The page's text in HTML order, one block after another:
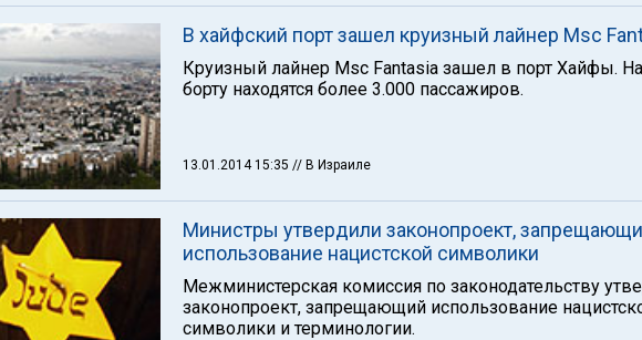
В хайфский порт зашел круизный лайнер Msc
Круизный лайнер Msc Fantasia зашел в порт Хайфы.
борту находятся более 3.000 пассажиров.
13.01.2014 15:35 // В Израиле
Министры утвердили законопроект,
использование нацистской символики
Межминистерская комиссия по законодательству
законопроект, запрещающий использование
символики и терминологии.